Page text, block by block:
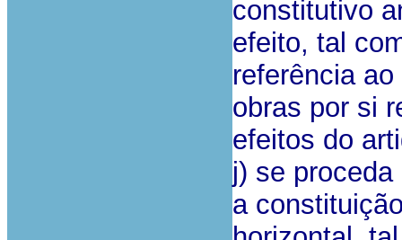
constitutivo
efeito, tal
referência
obras por si
efeitos do
j) se
a